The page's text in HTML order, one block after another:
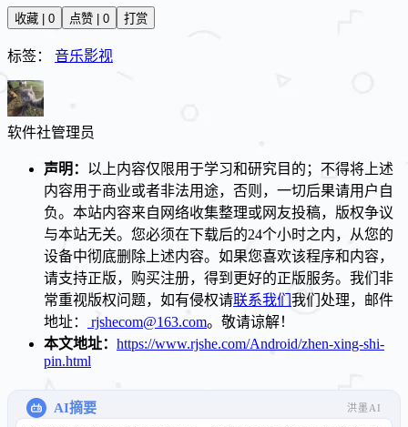
收藏 | 0 点赞 | 0 打赏
标签： 音乐影视
软件社管理员
声明： 以上内容仅限用于学习和研究目的；不得将上述
内容用于商业或者非法用途，否则，一切后果请用户自
负。本站内容来自网络收集整理或网友投稿，版权争议
与本站无关。您必须在下载后的24个小时之内，从您的
设备中彻底删除上述内容。如果您喜欢该程序和内容，
请支持正版，购买注册，得到更好的正版服务。我们非
常重视版权问题，如有侵权请联系我们 我们处理，邮件
地址：
rjshecom@163.com。敬请谅解！
本文地址： https://www.rjshe.com/Android/zhen-xing-shi-
pin.html
AI摘要 洪墨AI